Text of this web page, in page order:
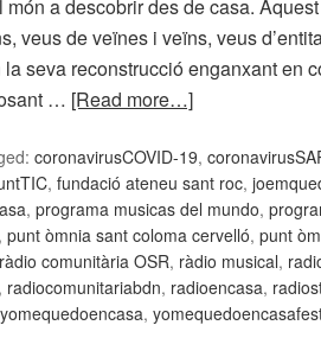
a descobrir des de casa.
veus de veïnes i veïns, veus
seva reconstrucció enganxant en
… [Read more…]
coronavirusCOVID-19,
, fundació ateneu sant roc,
, programa musicas del mundo,
, punt òmnia sant coloma cervelló, punt
ràdio comunitària OSR, ràdio musical,
, radiocomunitariabdn, radioencasa,
yomequedoencasa,